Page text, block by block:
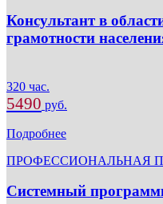
Консультант в
грамотности
320 час.
5490 руб.
Подробнее
ПРОФЕССИОНАЛЬНАЯ
Системный